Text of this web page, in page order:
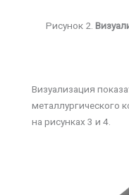
Рисунок 2.
Визуализация
металлургического
на рисунках 3 и 4.